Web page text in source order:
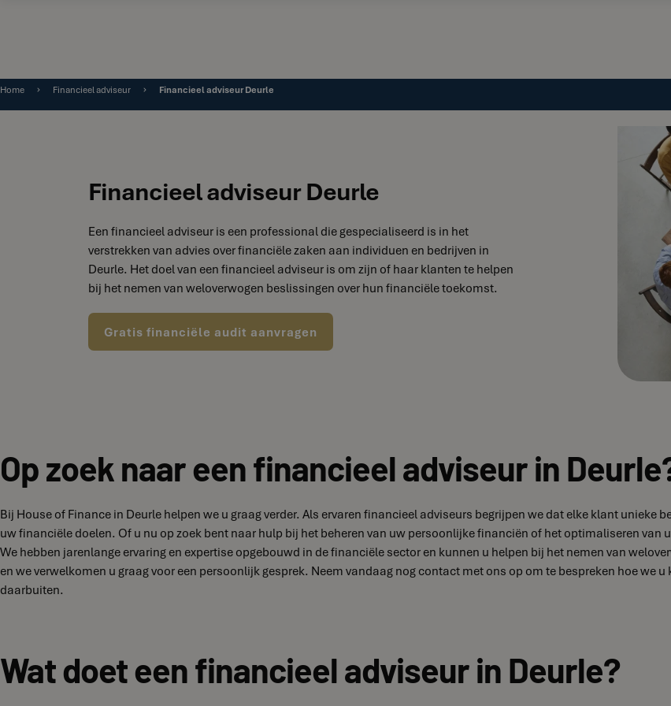
Home Financieel adviseur Financieel adviseur Deurle
Financieel adviseur Deurle
Een financieel adviseur is een professional die gespecialiseerd is in het
verstrekken van advies over financiële zaken aan individuen en bedrijven in
Deurle. Het doel van een financieel adviseur is om zijn of haar klanten te helpen
bij het nemen van weloverwogen beslissingen over hun financiële toekomst.
Gratis financiële audit aanvragen
Op zoek naar een financieel adviseur in
Bij House of Finance in Deurle helpen we u graag verder. Als ervaren financieel adviseurs begrijpen we dat elke klant
uw financiële doelen. Of u nu op zoek bent naar hulp bij het beheren van uw persoonlijke financiën of het optimaliseren
We hebben jarenlange ervaring en expertise opgebouwd in de financiële sector en kunnen u helpen bij het nemen van
en we verwelkomen u graag voor een persoonlijk gesprek. Neem vandaag nog contact met ons op om te bespreken hoe we
daarbuiten.
Wat doet een financieel adviseur in Deurle?